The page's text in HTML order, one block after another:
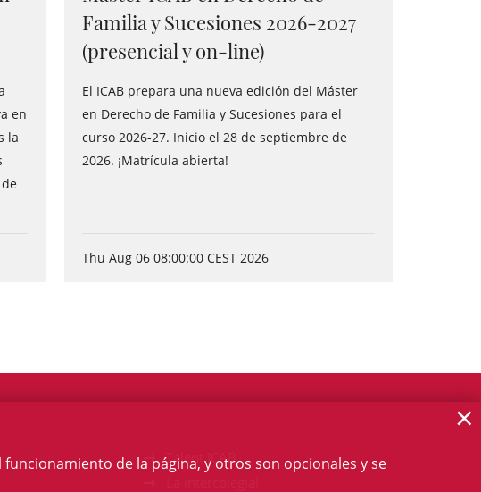
en
la
Familia y Sucesiones 2026-2027
(presencial y on-line)
El ICAB prepara una nueva edición del Máster
en Derecho de Familia y Sucesiones para el
curso 2026-27. Inicio el 28 de septiembre de
2026. ¡Matrícula abierta!
Thu Aug 06 08:00:00 CEST 2026
Talent ICAB
de la página, y otros son opcionales y se
×